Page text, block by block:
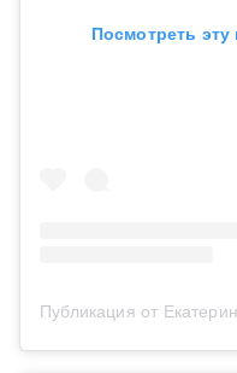
Посмотреть